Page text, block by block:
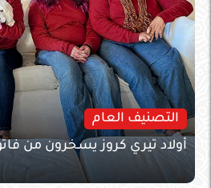
التصنيف العام
أولاد تيري كروز يسخرون من فاتورة